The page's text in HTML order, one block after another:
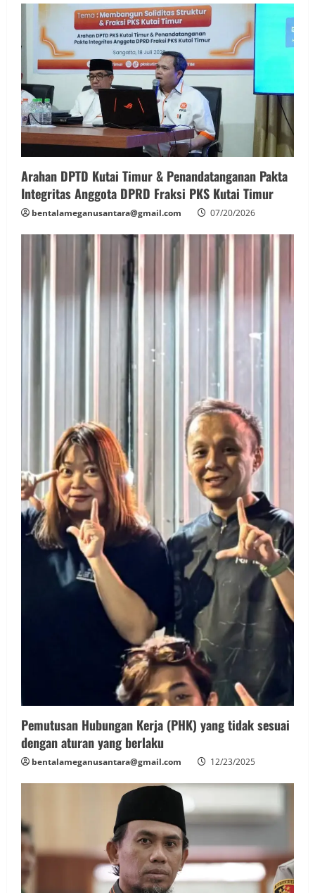
Arahan DPTD Kutai Timur & Penandatanganan Pakta
Integritas Anggota DPRD Fraksi PKS Kutai Timur
bentalameganusantara@gmail.com 07/20/2026
Pemutusan Hubungan Kerja (PHK) yang tidak sesuai
dengan aturan yang berlaku
bentalameganusantara@gmail.com 12/23/2025